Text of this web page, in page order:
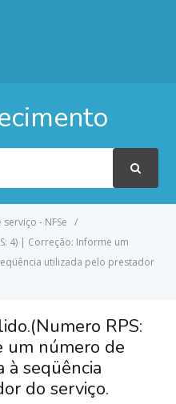
- NFSe
4) | Correção: Informe um
utilizada pelo prestador
RPS:
um número de
à seqüência
do serviço.